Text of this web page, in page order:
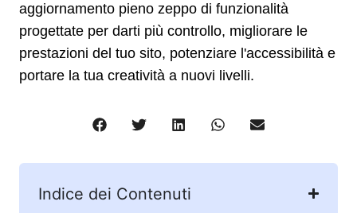
aggiornamento pieno zeppo di funzionalità
progettate per darti più controllo, migliorare le
prestazioni del tuo sito, potenziare l'accessibilità e
portare la tua creatività a nuovi livelli.
Indice dei Contenuti